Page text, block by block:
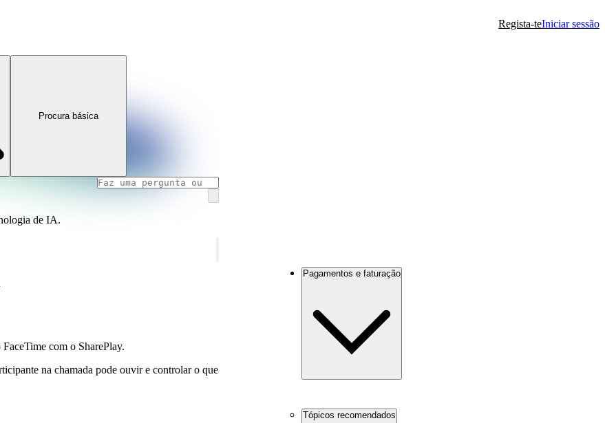
Regista-teIniciar sessão
Procura básica
de IA.
com o SharePlay.
na chamada pode ouvir e controlar o que
Pagamentos e faturação
Tópicos recomendados